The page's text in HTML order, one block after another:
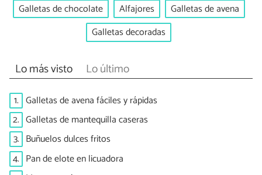
Galletas de chocolate
Alfajores
Galletas de avena
Galletas decoradas
Lo más visto Lo último
1. Galletas de avena fáciles y rápidas
2. Galletas de mantequilla caseras
3. Buñuelos dulces fritos
4. Pan de elote en licuadora